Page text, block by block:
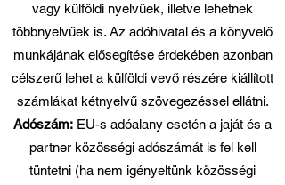
vagy külföldi nyelvűek, illetve lehetnek
többnyelvűek is. Az adóhivatal és a könyvelő
munkájának elősegítése érdekében azonban
célszerű lehet a külföldi vevő részére kiállított
számlákat kétnyelvű szövegezéssel ellátni.
Adószám: EU-s adóalany esetén a jaját és a
partner közösségi adószámát is fel kell
tüntetni (ha nem igényeltünk közösségi